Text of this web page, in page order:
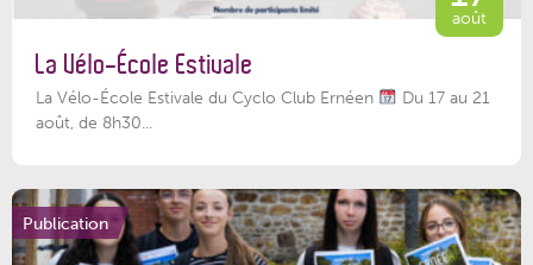
août
La Vélo-École Estivale
La Vélo-École Estivale du Cyclo Club Ernéen
Du 17 au 21
août, de 8h30...
Publication